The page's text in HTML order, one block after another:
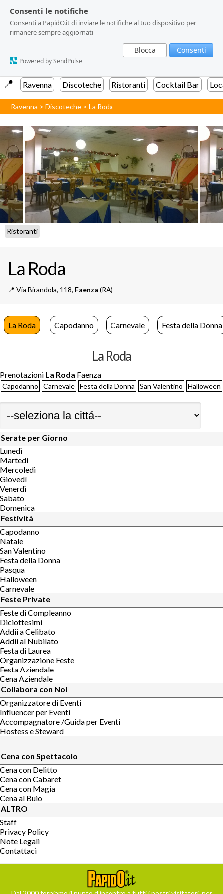
Consenti le notifiche
Consenti a PapidO.it di inviare le notifiche al tuo dispositivo per
rimanere sempre aggiornati
Blocca Consenti
Powered by SendPulse
Consenti le notifiche
Consenti a PapidO.it di inviare le notifiche al tuo dispositivo per
rimanere sempre aggiornati
Blocca Consenti
Powered by SendPulse
📍️ Ravenna Discoteche Ristoranti Cocktail Bar
Ravenna >Discoteche >La Roda
Ristoranti
La Roda
📍️ Via Birandola, 118, Faenza (RA)
La Roda Capodanno Carnevale Festa della Donna
La Roda
Prenotazioni La Roda Faenza
Capodanno Carnevale Festa della Donna San Valentino Halloween
Serate per Giorno
Lunedì
Martedì
Mercoledì
Giovedì
Venerdì
Sabato
Domenica
Festività
Capodanno
Natale
San Valentino
Festa della Donna
Pasqua
Halloween
Carnevale
Feste Private
Feste di Compleanno
Diciottesimi
Addii a Celibato
Addii al Nubilato
Festa di Laurea
Organizzazione Feste
Festa Aziendale
Cena Aziendale
Collabora con Noi
Organizzatore di Eventi
Influencer per Eventi
Accompagnatore /Guida per Eventi
Hostess e Steward
Cena con Spettacolo
Cena con Delitto
Cena con Cabaret
Cena con Magia
Cena al Buio
ALTRO
Staff
Privacy Policy
Note Legali
Contattaci